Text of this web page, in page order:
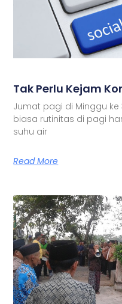
Tak Perlu Kejam
Jumat pagi di Minggu ke
biasa rutinitas di pagi
suhu air
Read More